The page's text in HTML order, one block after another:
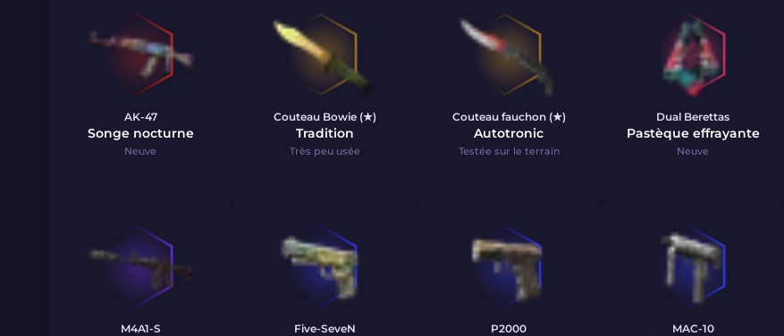
AK-47
Songe nocturne
Neuve
Couteau Bowie (★)
Tradition
Très peu usée
Couteau fauchon (★)
Autotronic
Testée sur le terrain
Dual Berettas
Pastèque effrayante
Neuve
M4A1-S Five-SeveN P2000 MAC-10